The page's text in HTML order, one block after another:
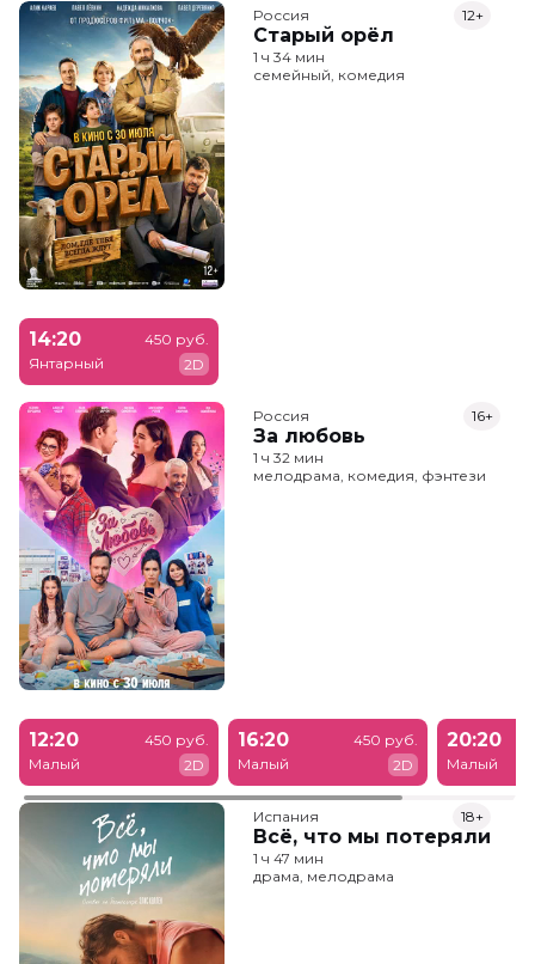
Россия
Старый орёл
12+
1 ч 34 мин
семейный, комедия
14:20
Янтарный
450 руб.
2D
Россия
За любовь
16+
1 ч 32 мин
мелодрама, комедия, фэнтези
12:20
Малый
450 руб.
2D
16:20
Малый
450 руб.
2D
20:20
Малый
Испания
Всё, что мы потеряли
18+
1 ч 47 мин
драма, мелодрама